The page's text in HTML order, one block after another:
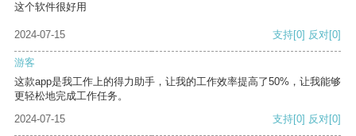
这个软件很好用
2024-07-15 支持[0] 反对[0]
游客
这款app是我工作上的得力助手，让我的工作效率提高了50%，让我能够
更轻松地完成工作任务。
2024-07-15
支持[0] 反对[0]